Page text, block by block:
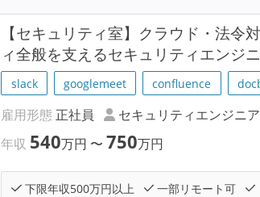
【セキュリティ室】クラウド・法令
ィ全般を支えるセキュリティエンジ
slack googlemeet confluence
雇用形態 正社員 セキュリティエンジニア
年収 540万円 〜750万円
下限年収500万円以上 一部リモート可